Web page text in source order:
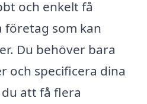
och enkelt få
företag som kan
Du behöver bara
och specificera dina
att få flera